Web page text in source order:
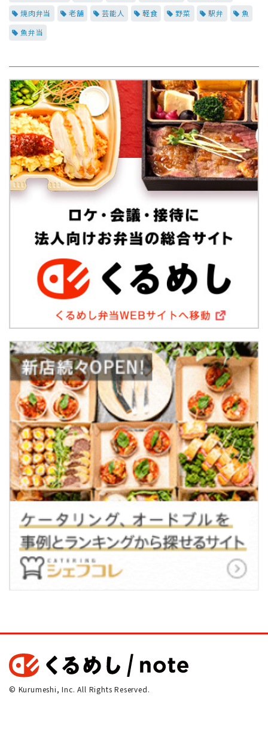
焼肉弁当
老舗 芸能人 軽食 野菜 駅弁
魚
魚弁当
© Kurumeshi, Inc. All Rights Reserved.